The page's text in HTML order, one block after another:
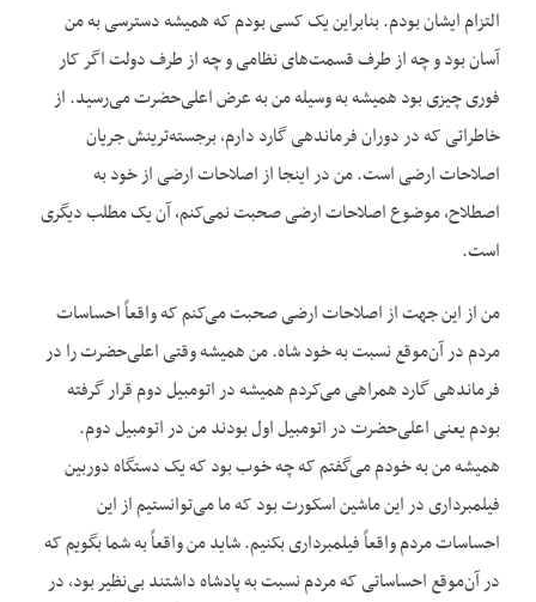
التزام ایشان بودم. بنابراین یک کسی بودم که همیشه دسترسی به من
آسان بود و چه از طرف قسمت‌‌های نظامی و چه از طرف دولت اگر کار
فوری چیزی بود همیشه به وسیله من به عرض اعلی‌حضرت می‌رسید. از
خاطراتی که در دوران فرماندهی گارد دارم، برجسته‌ترینش جریان
اصلاحات ارضی است. من در اینجا از اصلاحات ارضی از خود به
اصطلاح، موضوع اصلاحات ارضی صحبت نمی‌کنم، آن یک مطلب دیگری
است.
من از این جهت از اصلاحات ارضی صحبت می‌کنم که واقعاً احساسات
مردم در آن‌موقع نسبت به خود شاه. من همیشه وقتی اعلی‌حضرت را در
فرماندهی گارد همراهی می‌کردم همیشه در اتومبیل دوم قرار گرفته
بودم یعنی اعلی‌حضرت در اتومبیل اول بودند من در اتومبیل دوم.
همیشه من به خودم می‌گفتم که چه خوب بود که یک دستگاه دوربین
فیلمبرداری در این ماشین اسکورت بود که ما می‌توانستیم از این
احساسات مردم واقعاً فیلمبرداری بکنیم. شاید من واقعاً به شما بگویم که
در آن‌موقع احساساتی که مردم نسبت به پادشاه داشتند بی‌نظیر بود، در